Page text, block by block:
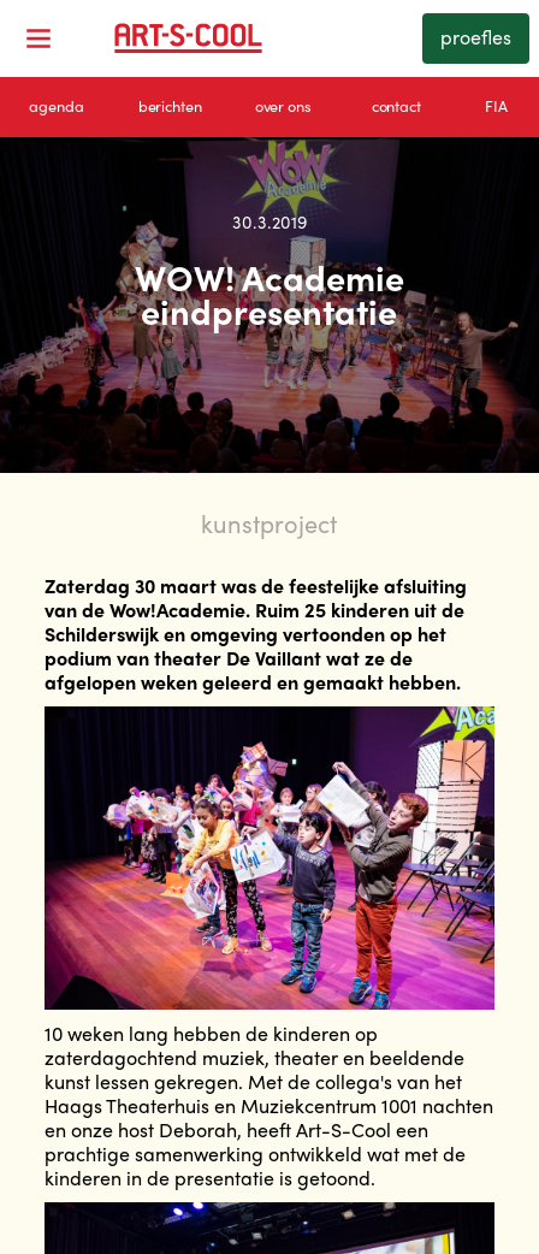
proefles
agenda berichten over ons contact FIA
30.3.2019
WOW! Academie
eindpresentatie
kunstproject
Zaterdag 30 maart was de feestelijke afsluiting
van de Wow!Academie. Ruim 25 kinderen uit de
Schilderswijk en omgeving vertoonden op het
podium van theater De Vaillant wat ze de
afgelopen weken geleerd en gemaakt hebben.
10 weken lang hebben de kinderen op
zaterdagochtend muziek, theater en beeldende
kunst lessen gekregen. Met de collega's van het
Haags Theaterhuis en Muziekcentrum 1001 nachten
en onze host Deborah, heeft Art-S-Cool een
prachtige samenwerking ontwikkeld wat met de
kinderen in de presentatie is getoond.